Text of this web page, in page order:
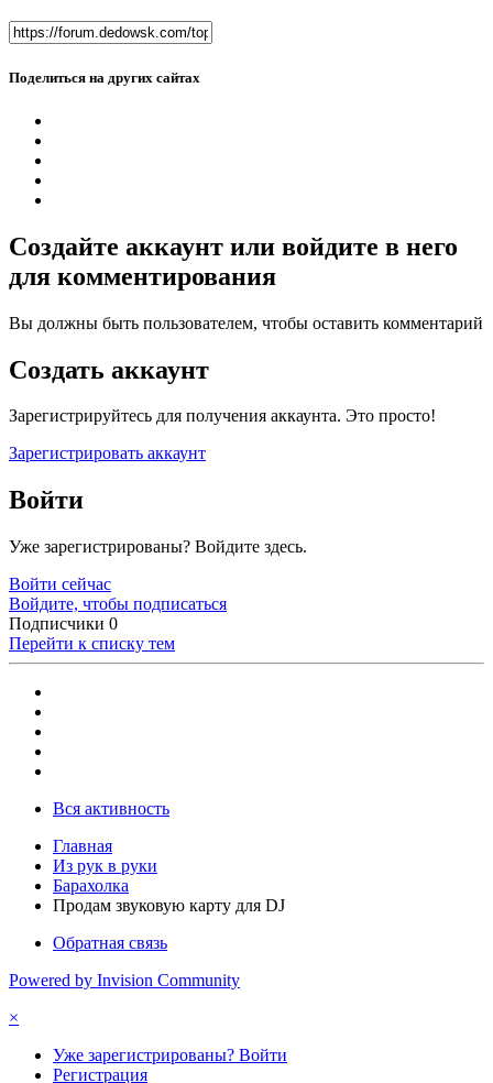
Поделиться на других сайтах
Создайте аккаунт или войдите в него
для комментирования
Вы должны быть пользователем, чтобы оставить комментарий
Создать аккаунт
Зарегистрируйтесь для получения аккаунта. Это просто!
Зарегистрировать аккаунт
Войти
Уже зарегистрированы? Войдите здесь.
Войти сейчас
Войдите, чтобы подписаться
Подписчики 0
Перейти к списку тем
Вся активность
Главная
Из рук в руки
Барахолка
Продам звуковую карту для DJ
Обратная связь
Powered by Invision Community
×
Уже зарегистрированы? Войти
Регистрация